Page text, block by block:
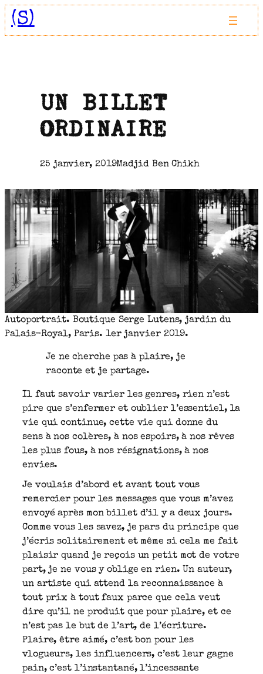
Aller
au(S)
UN BILLET
ORDINAIRE
25 janvier, 2019Madjid Ben Chikh
Autoportrait. Boutique Serge Lutens, jardin du
Palais-Royal, Paris. 1er janvier 2019.
Je ne cherche pas à plaire, je
raconte et je partage.
Il faut savoir varier les genres, rien n’est
pire que s’enfermer et oublier l’essentiel, la
vie qui continue, cette vie qui donne du
sens à nos colères, à nos espoirs, à nos rêves
les plus fous, à nos résignations, à nos
envies.
Je voulais d’abord et avant tout vous
remercier pour les messages que vous m’avez
envoyé après mon billet d’il y a deux jours.
Comme vous les savez, je pars du principe que
j’écris solitairement et même si cela me fait
plaisir quand je reçois un petit mot de votre
part, je ne vous y oblige en rien. Un auteur,
un artiste qui attend la reconnaissance à
tout prix à tout faux parce que cela veut
dire qu’il ne produit que pour plaire, et ce
n’est pas le but de l’art, de l’écriture.
Plaire, être aimé, c’est bon pour les
vlogueurs, les influencers, c’est leur gagne
pain, c’est l’instantané, l’incessante